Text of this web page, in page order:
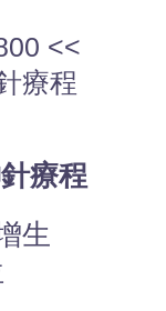
<<
療程
療程
生